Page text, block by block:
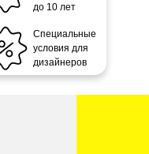
до 10 лет
Специальные
условия для
дизайнеров